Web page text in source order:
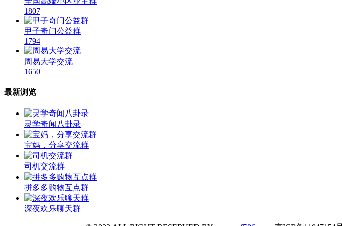
1807
甲子奇门公益群
1794
周易大学交流
1650
最新浏览
灵学奇闻八卦录
宝妈，分享交流群
司机交流群
拼多多购物互点群
深夜欢乐聊天群